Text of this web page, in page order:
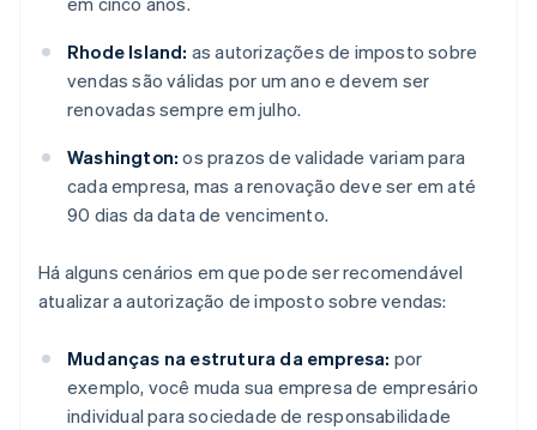
Rhode Island: as autorizações de imposto sobre
vendas são válidas por um ano e devem ser
renovadas sempre em julho.
Washington: os prazos de validade variam para
cada empresa, mas a renovação deve ser em até
90 dias da data de vencimento.
Há alguns cenários em que pode ser recomendável
atualizar a autorização de imposto sobre vendas:
Mudanças na estrutura da empresa: por
exemplo, você muda sua empresa de empresário
individual para sociedade de responsabilidade